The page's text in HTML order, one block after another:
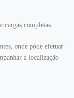
cargas completas
onde pode efetuar
a localização